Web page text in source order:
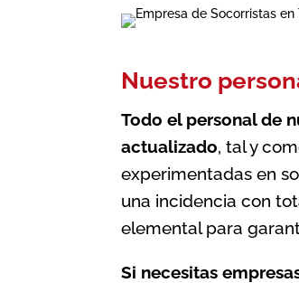
Nuestro
Todo el personal de
actualizado, tal y
experimentadas en
una incidencia con
elemental para
Si necesitas